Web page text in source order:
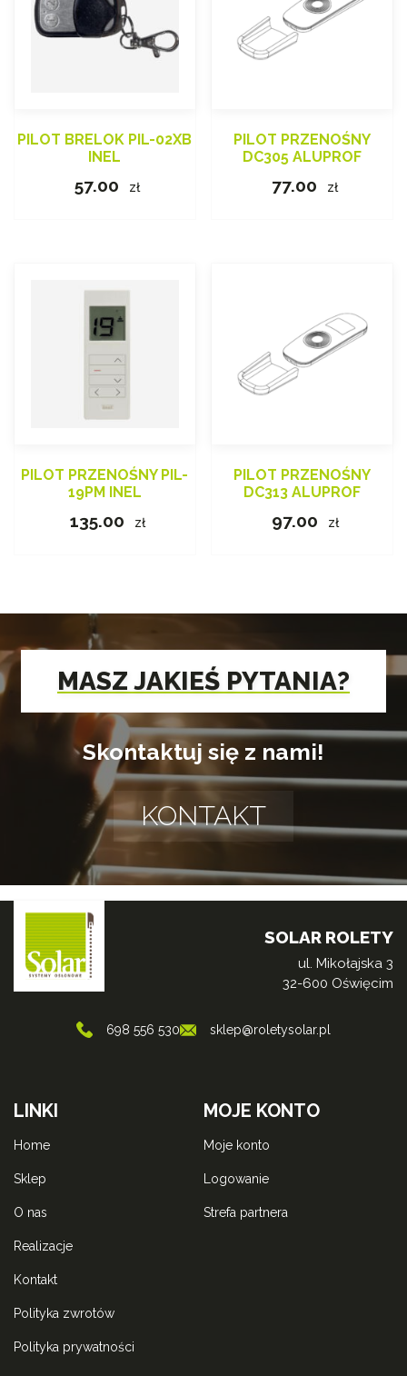
PILOT BRELOK PIL-02XB
INEL
57.00 zł
PILOT PRZENOŚNY
DC305 ALUPROF
77.00 zł
PILOT PRZENOŚNY PIL-
19PM INEL
135.00 zł
PILOT PRZENOŚNY
DC313 ALUPROF
97.00 zł
MASZ JAKIEŚ PYTANIA?
Skontaktuj się z nami!
KONTAKT
SOLAR ROLETY
ul. Mikołajska 3
32-600 Oświęcim
698 556 530 sklep@roletysolar.pl
LINKI
home
sklep
o nas
realizacje
kontakt
polityka zwrotów
polityka prywatności
MOJE KONTO
moje konto
logowanie
strefa partnera